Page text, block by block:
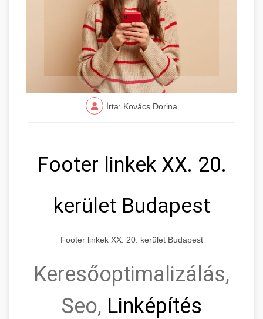
Írta: Kovács Dorina
Footer linkek XX. 20.
kerület Budapest
Footer linkek XX. 20. kerület Budapest
Keresőoptimalizálás,
Seo, Linképítés